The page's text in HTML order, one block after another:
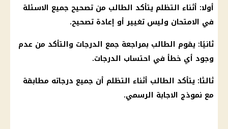
أولا: أثناء التظلم يتأكد الطالب من تصحيح جميع الاسئلة
في الامتحان وليس تغيير أو إعادة تصحيح.
ثانيًا: يقوم الطالب بمراجعة جمع الدرجات والتأكد من عدم
وجود أي خطأ في احتساب الدرجات.
ثالثا: يتأكد الطالب أثناء التظلم أن جميع درجاته مطابقة
مع نموذج الاجابة الرسمي.